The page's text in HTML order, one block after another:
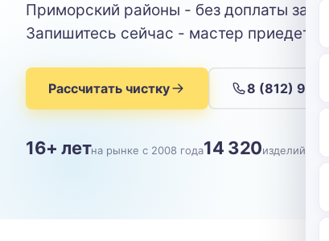
Приморский районы - без доплаты за
Запишитесь сейчас - мастер приедет
Рассчитать чистку 8 (812)
16+ летна рынке с 2008 года14 320изделий